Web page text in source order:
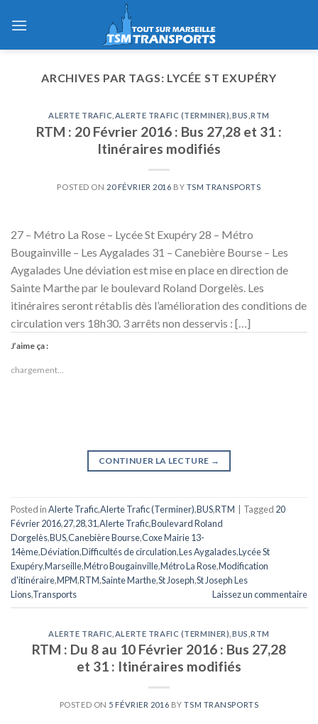
ARCHIVES PAR TAGS: LYCÉE ST EXUPÉRY
ALERTE TRAFIC ALERTE TRAFIC (TERMINER) BUS ,RTM
RTM : 20 Février 2016 : Bus 27,28 et 31 :
Itinéraires modifiés
POSTED ON 20 FÉVRIER 2016 BY TSM TRANSPORTS
27 – Métro La Rose – Lycée St Exupéry 28 – Métro
Bougainville – Les Aygalades 31 – Canebière Bourse – Les
Aygalades Une déviation est mise en place en direction de
Sainte Marthe par le boulevard Roland Dorgelès. Les
itinéraires seront rétablis dès l’amélioration des conditions de
circulation vers 18h30. 3 arrêts non desservis : […]
J’aime ça :
chargement…
CONTINUER LA LECTURE →
Posted inAlerte Trafic,Alerte Trafic (Terminer),BUS,RTM Tagged 20
Février 2016,27,28,31,Alerte Trafic,Boulevard Roland
Dorgelès,BUS,Canebière Bourse,Coxe Mairie 13-
14ème,Déviation,Difficultés de circulation,Les Aygalades,Lycée St
Exupéry,Marseille,Métro Bougainville,Métro La Rose,Modification
d'itinéraire,MPM,RTM,Sainte Marthe,St Joseph,St Joseph Les
Lions,Transports Laissez un commentaire
ALERTE TRAFIC ALERTE TRAFIC (TERMINER) BUS ,RTM
RTM : Du 8 au 10 Février 2016 : Bus 27,28
et 31 : Itinéraires modifiés
POSTED ON 5 FÉVRIER 2016 BYTSM TRANSPORTS